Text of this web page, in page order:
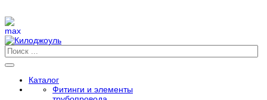
Каталог
Фитинги и элементы